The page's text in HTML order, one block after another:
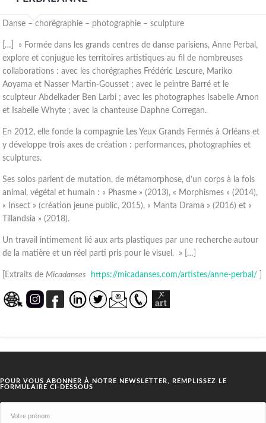
Danse – chorégraphie – photographie – sculpture
[…] » Formée dans les grands centres de danse parisiens, Anne Perbal,
explore et conjugue les territoires artistiques au fil de nombreuses
collaborations : avec les chorégraphes Frédéric Lescure, Mariko
Aoyama et Nasser Martin-Gousset ; avec le peintre Barré et le
sculpteur Abdelkader Ben Larbi ; avec les photographes Isabelle Arnon
et Isabelle Whyte ; avec la chanteuse Daphne Corregan.
En 2012, elle fonde la compagnie Les Yeux Grands Fermés à Orléans et
y développe trois axes de création : performances, photographies et
sculptures.
Ses solos parlent de mutation, de métamorphose, d’un corps à la fois
animal, végétal et humain : « Phasme » (2013), « Morphismes » (2014),
« Insect » (création jeune public, 2015), « Manta Drama » (2016) et «
Tillandsia » (2018).
Un travail intimement lié aux arts plastiques par une recherche autour
de la matière et un réel parti pris pour le visuel. » […]
[Extraits deMicadanses https://micadanses.com/artistes/anne-perbal/
POUR VOUS ABONNER À NOTRE NEWSLETTER, REMPLISSEZ LE
FORMULAIRE CI-DESSOUS